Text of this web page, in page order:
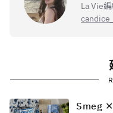
La Vie
Smeg